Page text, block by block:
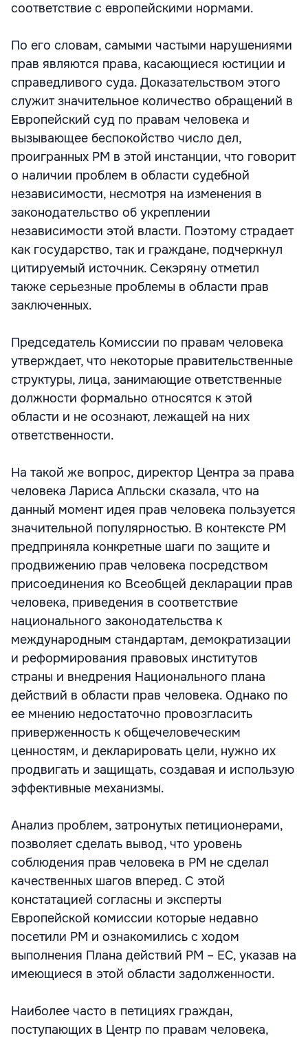
соответствие с европейскими нормами.
По его словам, самыми частыми нарушениями
прав являются права, касающиеся юстиции и
справедливого суда. Доказательством этого
служит значительное количество обращений в
Европейский суд по правам человека и
вызывающее беспокойство число дел,
проигранных РМ в этой инстанции, что говорит
о наличии проблем в области судебной
независимости, несмотря на изменения в
законодательство об укреплении
независимости этой власти. Поэтому страдает
как государство, так и граждане, подчеркнул
цитируемый источник. Секэряну отметил
также серьезные проблемы в области прав
заключенных.
Председатель Комиссии по правам человека
утверждает, что некоторые правительственные
структуры, лица, занимающие ответственные
должности формально относятся к этой
области и не осознают, лежащей на них
ответственности.
На такой же вопрос, директор Центра за права
человека Лариса Апльски сказала, что на
данный момент идея прав человека пользуется
значительной популярностью. В контексте РМ
предприняла конкретные шаги по защите и
продвижению прав человека посредством
присоединения ко Всеобщей декларации прав
человека, приведения в соответствие
национального законодательства к
международным стандартам, демократизации
и реформирования правовых институтов
страны и внедрения Национального плана
действий в области прав человека. Однако по
ее мнению недостаточно провозгласить
приверженность к общечеловеческим
ценностям, и декларировать цели, нужно их
продвигать и защищать, создавая и использую
эффективные механизмы.
Анализ проблем, затронутых петиционерами,
позволяет сделать вывод, что уровень
соблюдения прав человека в РМ не сделал
качественных шагов вперед. С этой
констатацией согласны и эксперты
Европейской комиссии которые недавно
посетили РМ и ознакомились с ходом
выполнения Плана действий РМ – ЕС, указав на
имеющиеся в этой области задолженности.
Наиболее часто в петициях граждан,
поступающих в Центр по правам человека,